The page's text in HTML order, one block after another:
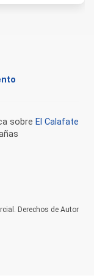
sobre El Calafate
Derechos de Autor